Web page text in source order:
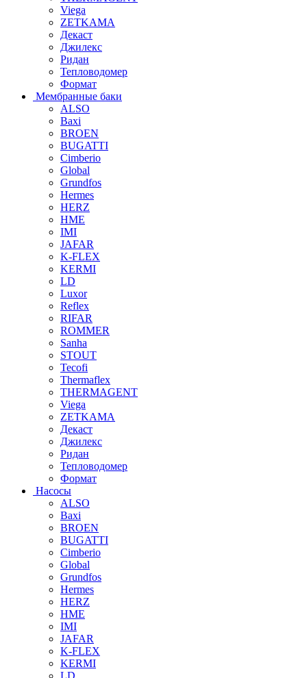
Viega
ZETKAMA
Декаст
Джилекс
Ридан
Тепловодомер
Формат
Мембранные баки
ALSO
Baxi
BROEN
BUGATTI
Cimberio
Global
Grundfos
Hermes
HERZ
HME
IMI
JAFAR
K-FLEX
KERMI
LD
Luxor
Reflex
RIFAR
ROMMER
Sanha
STOUT
Tecofi
Thermaflex
THERMAGENT
Viega
ZETKAMA
Декаст
Джилекс
Ридан
Тепловодомер
Формат
Насосы
ALSO
Baxi
BROEN
BUGATTI
Cimberio
Global
Grundfos
Hermes
HERZ
HME
IMI
JAFAR
K-FLEX
KERMI
LD